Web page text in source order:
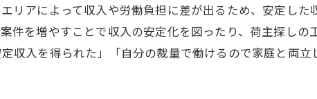
未経験者が軽貨物配送
未経験から始める自立
リアによって収入や労働負担に差が出るため、安定し
件を増やすことで収入の安定化を図ったり、荷主探し
収入を得られた」「自分の裁量で働けるので家庭と両